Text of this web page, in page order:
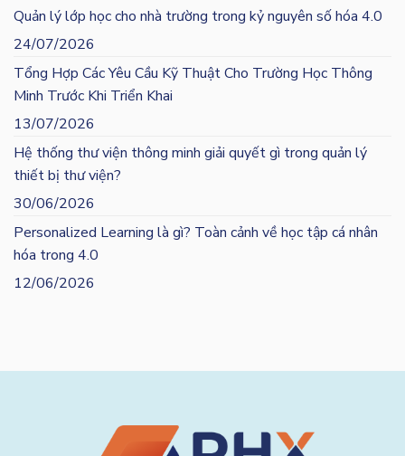
Quản lý lớp học cho nhà trường trong kỷ nguyên số hóa 4.0
24/07/2026
Tổng Hợp Các Yêu Cầu Kỹ Thuật Cho Trường Học Thông
Minh Trước Khi Triển Khai
13/07/2026
Hệ thống thư viện thông minh giải quyết gì trong quản lý
thiết bị thư viện?
30/06/2026
Personalized Learning là gì? Toàn cảnh về học tập cá nhân
hóa trong 4.0
12/06/2026